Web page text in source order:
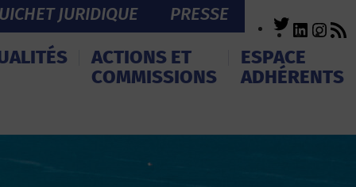
JURIDIQUE PRESSE Twitter
ACTIONS ET
COMMISSIONS
ESPACE
ADHÉRENTS